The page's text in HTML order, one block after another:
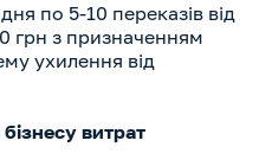
по 5-10 переказів від
грн з призначенням
ухилення від
витрат